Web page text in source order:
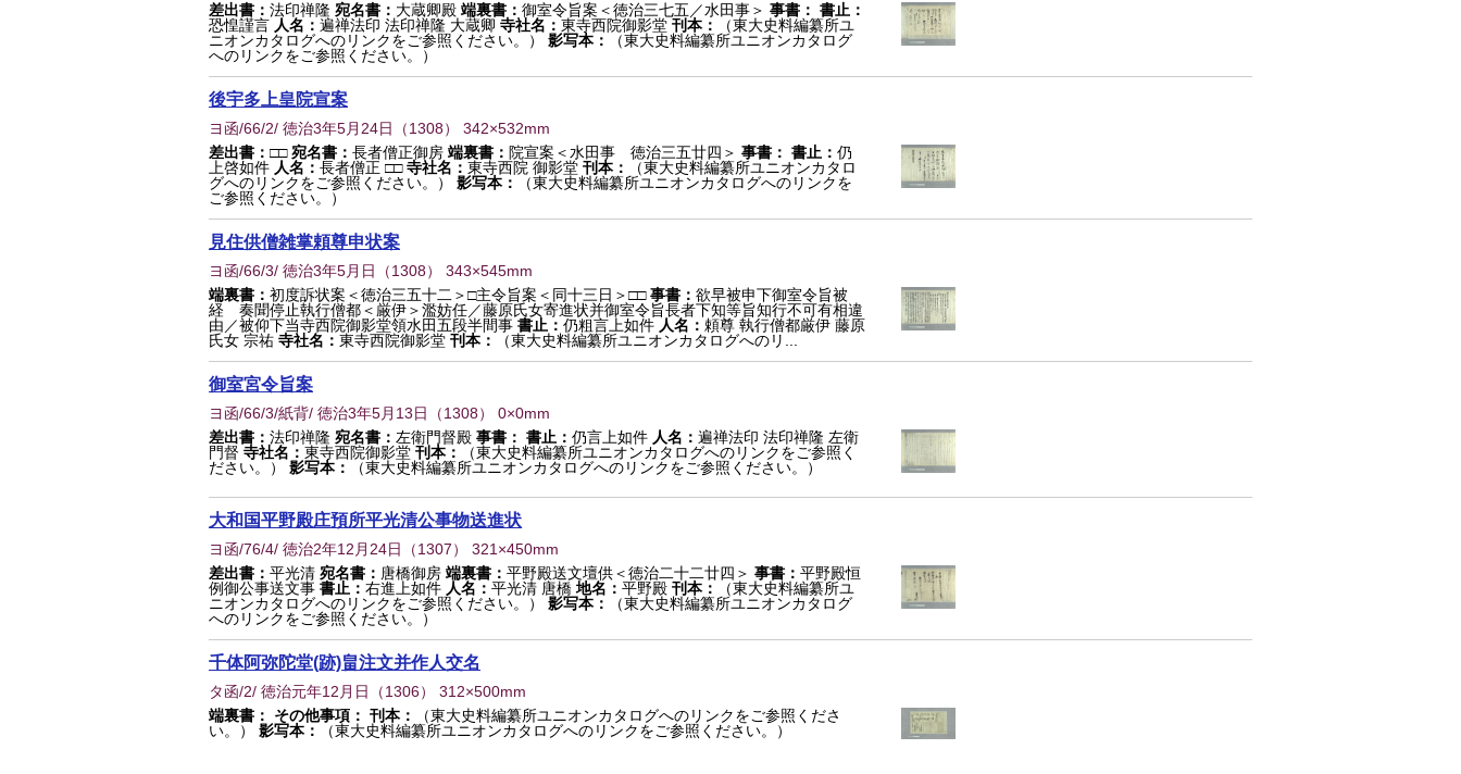
差出書： 法印禅隆 宛名書： 大蔵卿殿 端裏書： 御室令旨案＜徳治三七五／水田事＞ 事書： 書止：
恐惶謹言 人名： 遍禅法印 法印禅隆 大蔵卿 寺社名： 東寺西院御影堂 刊本：
（東大史料編纂所ユ
ニオンカタログへのリンクをご参照ください。）
影写本：
（東大史料編纂所ユニオンカタログ
へのリンクをご参照ください。）
後宇多上皇院宣案
ヨ函/66/2/ 徳治3年5月24日 （1308） 342×532mm
差出書： □□ 宛名書： 長者僧正御房 端裏書： 院宣案＜水田事 徳治三五廿四＞ 事書： 書止： 仍
上啓如件 人名： 長者僧正 □□ 寺社名： 東寺西院 御影堂 刊本：
（東大史料編纂所ユニオンカタロ
グへのリンクをご参照ください。）
影写本：
（東大史料編纂所ユニオンカタログへのリンクを
ご参照ください。）
見住供僧雑掌頼尊申状案
ヨ函/66/3/ 徳治3年5月日 （1308） 343×545mm
端裏書： 初度訴状案＜徳治三五十二＞□主令旨案＜同十三日＞□□ 事書： 欲早被申下御室令旨被
経 奏聞停止執行僧都＜厳伊＞濫妨任／藤原氏女寄進状并御室令旨長者下知等旨知行不可有相違
由／被仰下当寺西院御影堂領水田五段半間事 書止： 仍粗言上如件 人名： 頼尊 執行僧都厳伊 藤原
氏女 宗祐 寺社名： 東寺西院御影堂 刊本： （東大史料編纂所ユニオンカタログへのリ...
御室宮令旨案
ヨ函/66/3/紙背/ 徳治3年5月13日 （1308） 0×0mm
差出書： 法印禅隆 宛名書： 左衛門督殿 事書： 書止： 仍言上如件 人名： 遍禅法印 法印禅隆 左衛
門督 寺社名： 東寺西院御影堂 刊本：
（東大史料編纂所ユニオンカタログへのリンクをご参照く
ださい。）
影写本： （東大史料編纂所ユニオンカタログへのリンクをご参照ください。）
大和国平野殿庄預所平光清公事物送進状
ヨ函/76/4/ 徳治2年12月24日 （1307） 321×450mm
差出書： 平光清 宛名書： 唐橋御房 端裏書： 平野殿送文壇供＜徳治二十二廿四＞ 事書： 平野殿恒
例御公事送文事 書止： 右進上如件 人名： 平光清 唐橋 地名： 平野殿 刊本：
（東大史料編纂所ユ
ニオンカタログへのリンクをご参照ください。）
影写本：
（東大史料編纂所ユニオンカタログ
へのリンクをご参照ください。）
千体阿弥陀堂(跡)畠注文并作人交名
タ函/2/ 徳治元年12月日 （1306） 312×500mm
端裏書：
その他事項： 刊本：
（東大史料編纂所ユニオンカタログへのリンクをご参照くださ
い。）
影写本： （東大史料編纂所ユニオンカタログへのリンクをご参照ください。）